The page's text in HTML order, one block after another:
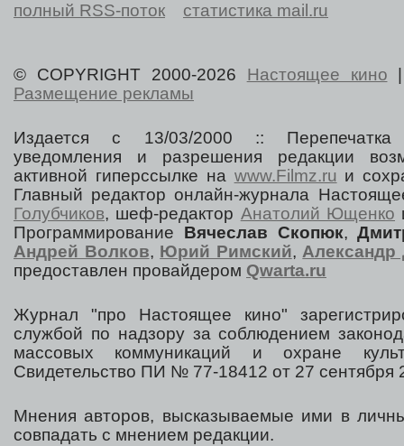
полный RSS-поток
статистика mail.ru
© COPYRIGHT 2000-2026 Настоящее кино
Размещение рекламы
Издается с 13/03/2000 :: Перепечатка
уведомления и разрешения редакции
активной гиперссылке на www.Filmz.ru и
Главный редактор онлайн-журнала
Голубчиков, шеф-редактор Анатолий Ющенко
Программирование Вячеслав Скопюк,
Андрей Волков, Юрий Римский,Александр
предоставлен провайдером Qwarta.ru
Журнал "про Настоящее кино"
службой по надзору за соблюдением
массовых коммуникаций и охране
Свидетельство ПИ № 77-18412 от 27 сентября
Мнения авторов, высказываемые ими в
совпадать с мнением редакции.